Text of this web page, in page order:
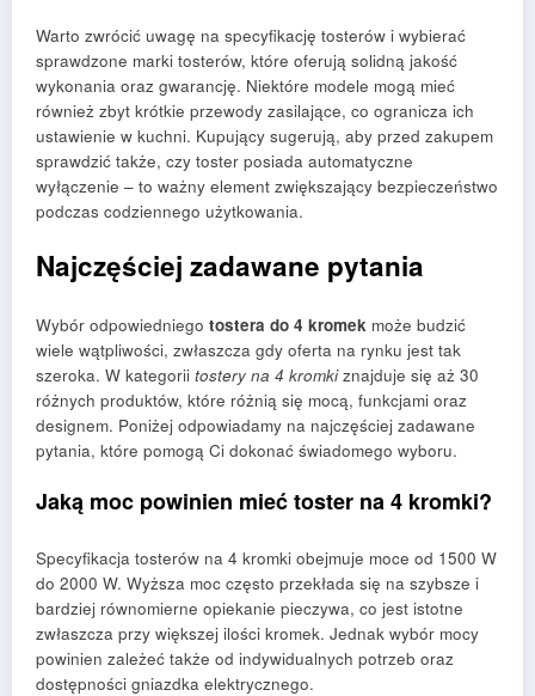
Warto zwrócić uwagę na specyfikację tosterów i wybierać
sprawdzone marki tosterów, które oferują solidną jakość
wykonania oraz gwarancję. Niektóre modele mogą mieć
również zbyt krótkie przewody zasilające, co ogranicza ich
ustawienie w kuchni. Kupujący sugerują, aby przed zakupem
sprawdzić także, czy toster posiada automatyczne
wyłączenie – to ważny element zwiększający bezpieczeństwo
podczas codziennego użytkowania.
Najczęściej zadawane pytania
Wybór odpowiedniego tostera do 4 kromek może budzić
wiele wątpliwości, zwłaszcza gdy oferta na rynku jest tak
szeroka. W kategorii tostery na 4 kromkiznajduje się aż 30
różnych produktów, które różnią się mocą, funkcjami oraz
designem. Poniżej odpowiadamy na najczęściej zadawane
pytania, które pomogą Ci dokonać świadomego wyboru.
Jaką moc powinien mieć toster na 4 kromki?
Specyfikacja tosterów na 4 kromki obejmuje moce od 1500 W
do 2000 W. Wyższa moc często przekłada się na szybsze i
bardziej równomierne opiekanie pieczywa, co jest istotne
zwłaszcza przy większej ilości kromek. Jednak wybór mocy
powinien zależeć także od indywidualnych potrzeb oraz
dostępności gniazdka elektrycznego.